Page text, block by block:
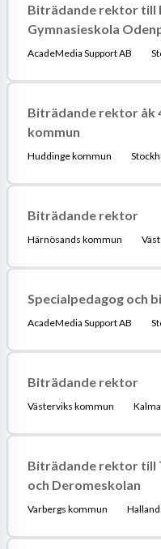
Biträdande rektor till
Gymnasieskola
AcadeMedia Support AB
Biträdande rektor åk
kommun
Huddinge kommun
Biträdande rektor
Härnösands kommun
Specialpedagog och
AcadeMedia Support AB
Biträdande rektor
Västerviks kommun
Biträdande rektor till
och Deromeskolan
Varbergs kommun